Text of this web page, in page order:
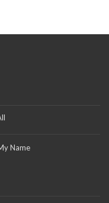
Name